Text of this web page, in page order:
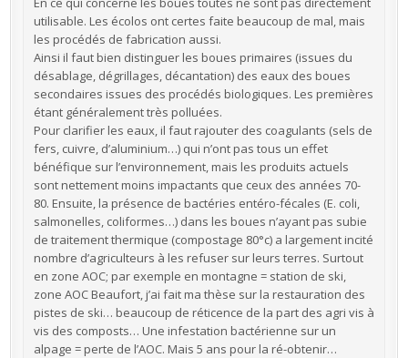
utilisable. Les écolos ont certes faite beaucoup de mal, mais
les procédés de fabrication aussi.
Ainsi il faut bien distinguer les boues primaires (issues du
désablage, dégrillages, décantation) des eaux des boues
secondaires issues des procédés biologiques. Les premières
étant généralement très polluées.
Pour clarifier les eaux, il faut rajouter des coagulants (sels de
fers, cuivre, d’aluminium…) qui n’ont pas tous un effet
bénéfique sur l’environnement, mais les produits actuels
sont nettement moins impactants que ceux des années 70-
80. Ensuite, la présence de bactéries entéro-fécales (E. coli,
salmonelles, coliformes…) dans les boues n’ayant pas subie
de traitement thermique (compostage 80°c) a largement incité
nombre d’agriculteurs à les refuser sur leurs terres. Surtout
en zone AOC; par exemple en montagne = station de ski,
zone AOC Beaufort, j’ai fait ma thèse sur la restauration des
pistes de ski… beaucoup de réticence de la part des agri vis à
vis des composts… Une infestation bactérienne sur un
alpage = perte de l’AOC. Mais 5 ans pour la ré-obtenir…